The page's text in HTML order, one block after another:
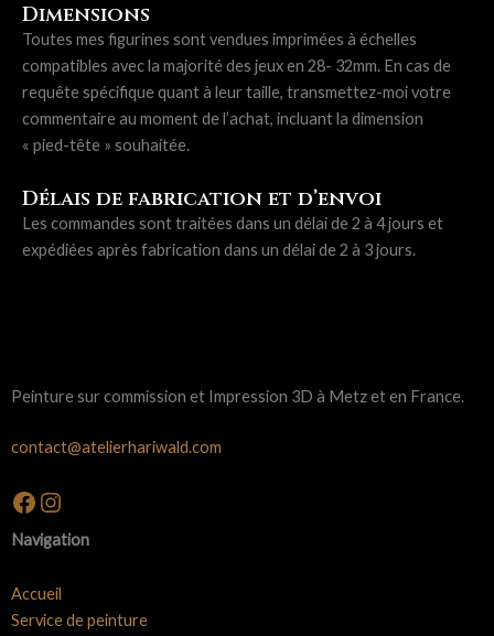
Dimensions
Toutes mes figurines sont vendues imprimées à échelles
compatibles avec la majorité des jeux en 28- 32mm. En cas de
requête spécifique quant à leur taille, transmettez-moi votre
commentaire au moment de l’achat, incluant la dimension
« pied-tête » souhaitée.
Délais de fabrication et d’envoi
Les commandes sont traitées dans un délai de 2 à 4 jours et
expédiées après fabrication dans un délai de 2 à 3 jours.
Peinture sur commission et Impression 3D à Metz et en France.
contact@atelierhariwald.com
Facebook
Instagram
Navigation
Accueil
Service de peinture